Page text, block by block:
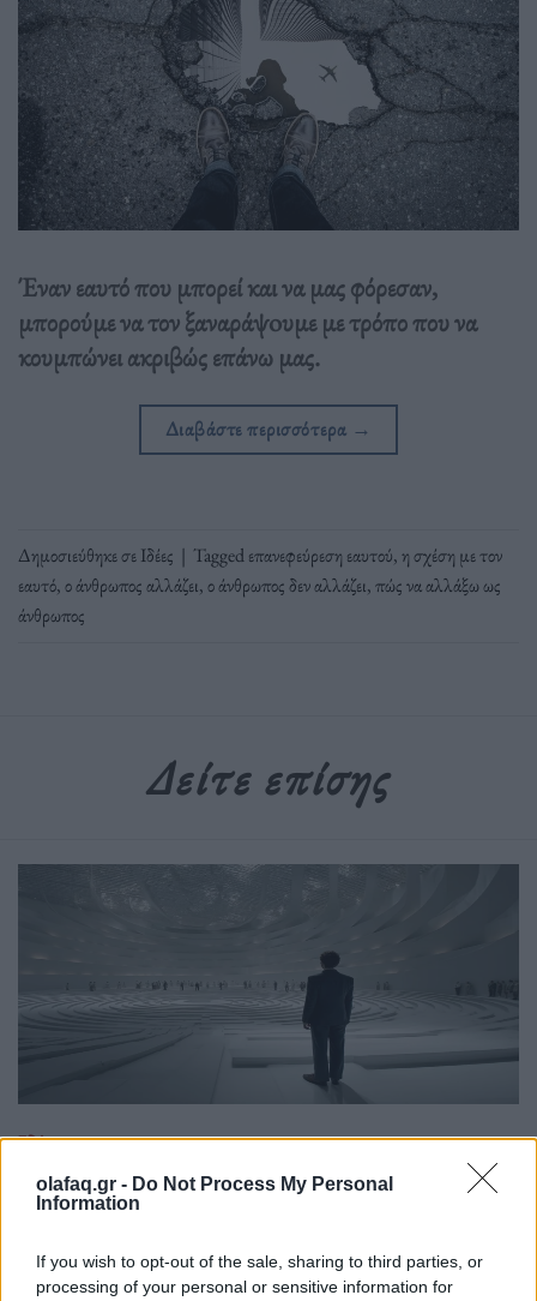
olafaq.gr - Do Not Process My Personal
Information
If you wish to opt-out of the sale, sharing to third parties, or
processing of your personal or sensitive information for
Έναν εαυτό που μπορεί και να μας φόρεσαν,
μπορούμε να τον ξαναράψoυμε με τρόπο που να
κουμπώνει ακριβώς επάνω μας.
Διαβάστε περισσότερα →
Δημοσιεύθηκε σεΙδέες | Taggedεπανεφεύρεση εαυτού,η σχέση με τον
εαυτό,ο άνθρωπος αλλάζει,ο άνθρωπος δεν αλλάζει,πώς να αλλάξω ως
άνθρωπος
Δείτε επίσης
Ιδέες
Η μετριοπάθεια δεν κάνει θόρυβο, γι’ αυτό
την περάσαμε για αδυναμία
24.04.26